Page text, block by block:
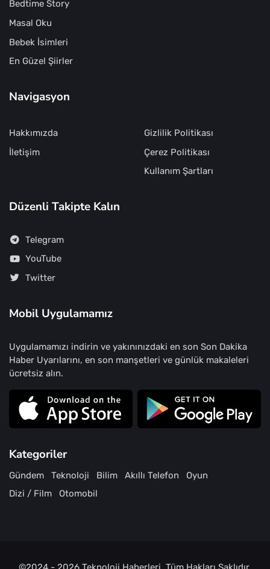
Bedtime Story
Masal Oku
Bebek İsimleri
En Güzel Şiirler
Navigasyon
Hakkımızda
İletişim
Gizlilik Politikası
Çerez Politikası
Kullanım Şartları
Düzenli Takipte Kalın
Telegram
YouTube
Twitter
Mobil Uygulamamız
Uygulamamızı indirin ve yakınınızdaki en son Son Dakika
Haber Uyarılarını, en son manşetleri ve günlük makaleleri
ücretsiz alın.
Kategoriler
Gündem Teknoloji Bilim Akıllı Telefon
Oyun
Dizi / Film
Otomobil